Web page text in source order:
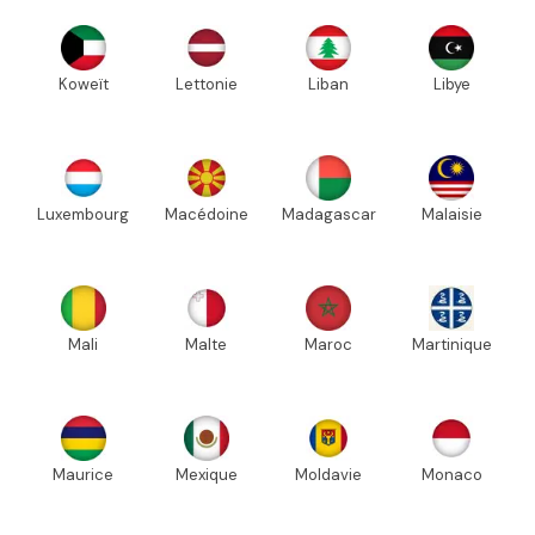
Koweït Lettonie Liban Libye
Luxembourg Macédoine Madagascar Malaisie
Mali Malte Maroc Martinique
Maurice Mexique Moldavie Monaco